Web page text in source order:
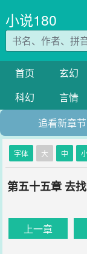
小说180
首页 玄幻
科幻
言情
追看新章
字体 大 中
第五十五章 去
上一章